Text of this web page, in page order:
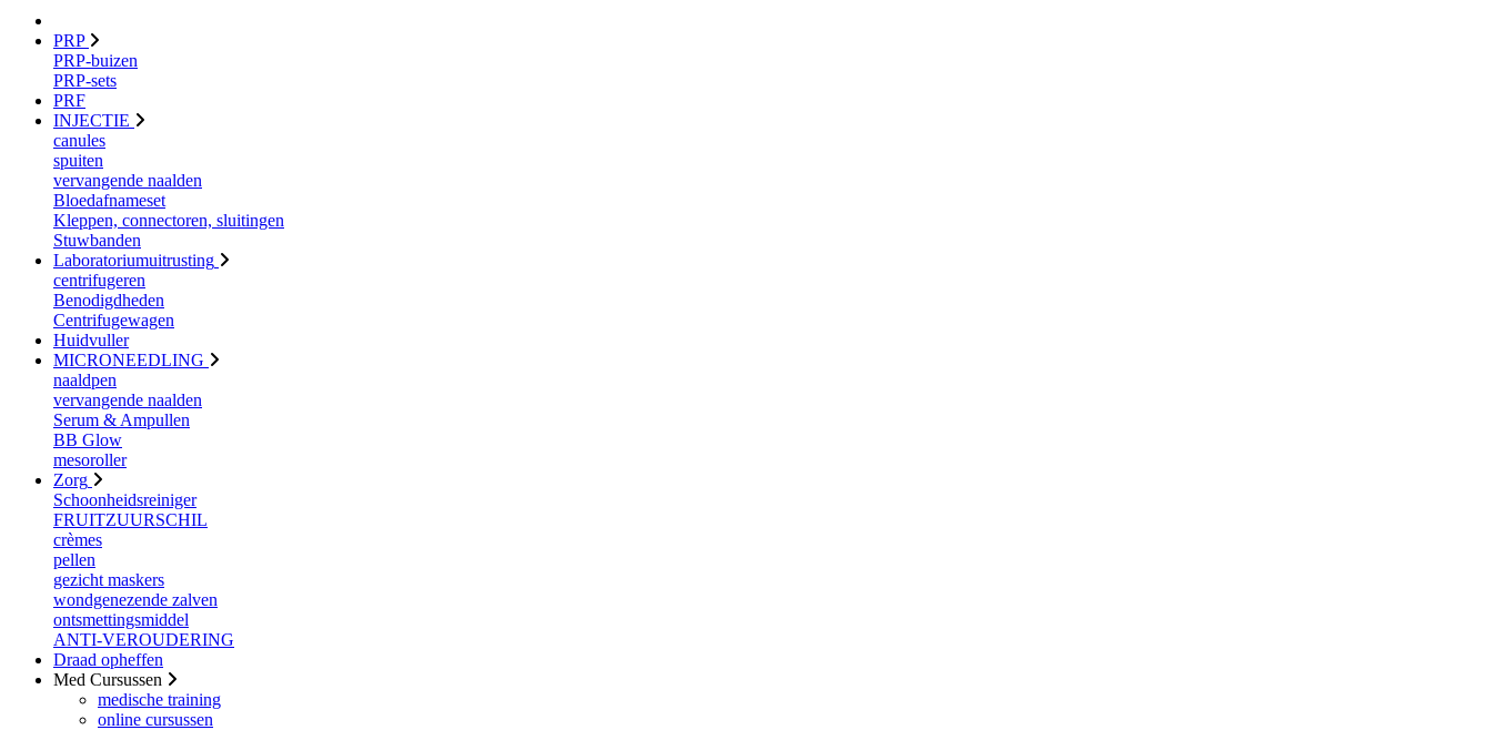
PRP
PRP-buizen
PRP-sets
PRF
INJECTIE
canules
spuiten
vervangende naalden
Bloedafnameset
Kleppen, connectoren, sluitingen
Stuwbanden
Laboratoriumuitrusting
centrifugeren
Benodigdheden
Centrifugewagen
Huidvuller
MICRONEEDLING
naaldpen
vervangende naalden
Serum & Ampullen
BB Glow
mesoroller
Zorg
Schoonheidsreiniger
FRUITZUURSCHIL
crèmes
pellen
gezicht maskers
wondgenezende zalven
ontsmettingsmiddel
ANTI-VEROUDERING
Draad opheffen
Med Cursussen
medische training
online cursussen